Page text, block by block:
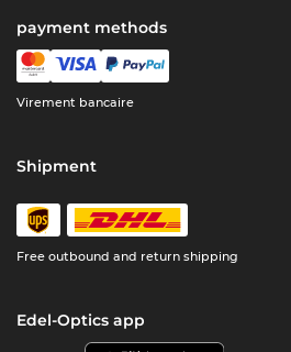
payment methods
Virement bancaire
Shipment
Free outbound and return shipping
Edel-Optics app